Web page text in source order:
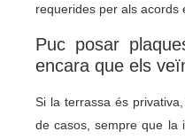
requerides per als acords
Puc posar
encara que els
Si la terrassa és
de casos, sempre que la